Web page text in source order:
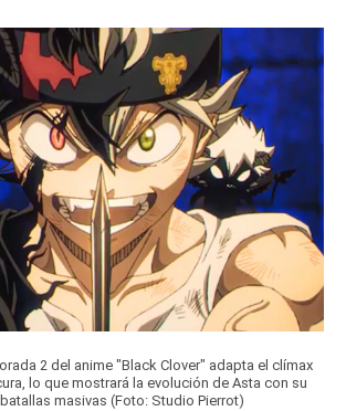
2 del anime "Black Clover" adapta el clímax
lo que mostrará la evolución de Asta con su
masivas (Foto: Studio Pierrot)